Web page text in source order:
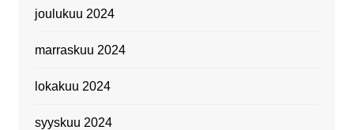
joulukuu 2024
marraskuu 2024
lokakuu 2024
syyskuu 2024